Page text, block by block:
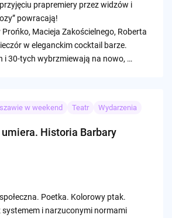
prapremiery przez widzów i
powracają!
Prońko, Macieja Zakościelnego, Roberta
w eleganckim cocktail barze.
i 30-tych wybrzmiewają na nowo, …
w weekend Teatr Wydarzenia
Historia Barbary
Poetka. Kolorowy ptak.
systemem i narzuconymi normami